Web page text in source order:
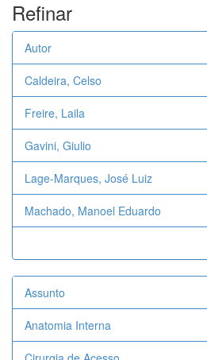
Refinar
Autor
Caldeira, Celso
Freire, Laila
Gavini, Giulio
Lage-Marques, José Luiz
Machado, Manoel Eduardo
Assunto
Anatomia Interna